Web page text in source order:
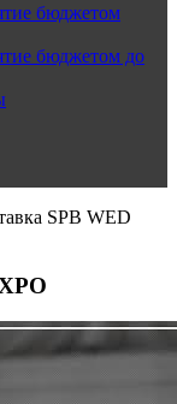
бюджетом
бюджетом до
SPB WED